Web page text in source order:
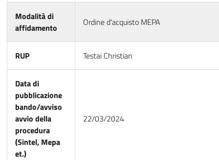
Modalità di
affidamento
Ordine d'acquisto MEPA
RUP Testai Christian
Data di
pubblicazione
bando/avviso
avvio della
procedura
(Sintel, Mepa
et.)
22/03/2024